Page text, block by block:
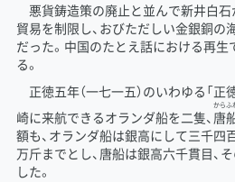
悪貨鋳造策の廃止と並んで新井白石
貿易を制限し、おびただしい金銀銅の
だった。中国のたとえ話における再生
る。
正徳五年（一七一五）のいわゆる「正
崎に来航できるオランダ船を二隻、 唐
から ふ
額も、オランダ船は銀高にして三千四
万斤までとし、唐船は銀高六千貫目、
した。